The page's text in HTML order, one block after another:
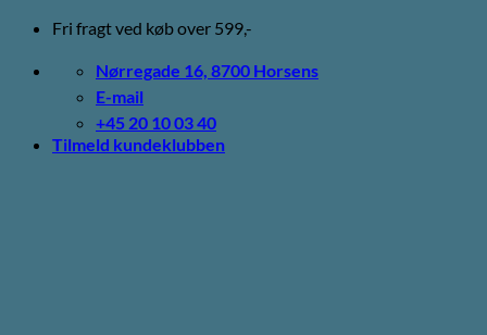
Fortsæt
indhold
Fri fragt ved køb over 599,-
Nørregade 16, 8700 Horsens
E-mail
+45 20 10 03 40
Tilmeld kundeklubben